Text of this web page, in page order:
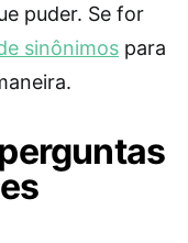
puder. Se for
sinônimos para